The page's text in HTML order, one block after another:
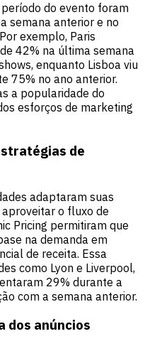
do evento foram
semana anterior e no
exemplo, Paris
42% na última semana
enquanto Lisboa viu
75% no ano anterior.
a popularidade do
esforços de marketing
de
adaptaram suas
o fluxo de
Pricing permitiram que
na demanda em
de receita. Essa
como Lyon e Liverpool,
29% durante a
com a semana anterior.
dos anúncios